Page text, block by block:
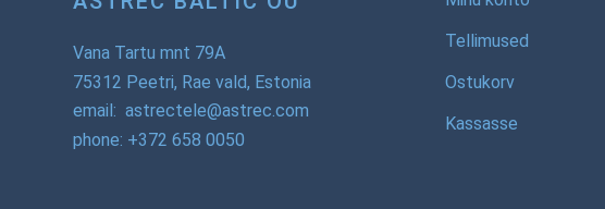
Vana Tartu mnt 79A
75312 Peetri, Rae vald, Estonia
email: astrectele@astrec.com
phone: +372 658 0050
Tellimused
Ostukorv
Kassasse